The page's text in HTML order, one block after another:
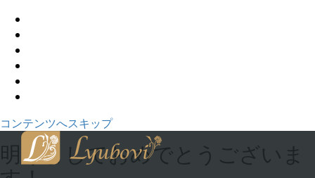
コンテンツへスキップ
明けましておめでとうございま